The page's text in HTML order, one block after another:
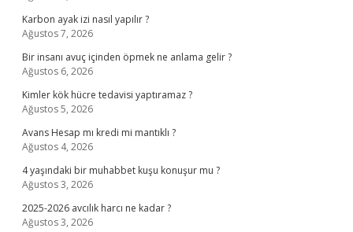
Karbon ayak izi nasıl yapılır ?
Ağustos 7, 2026
Bir insanı avuç içinden öpmek ne anlama gelir ?
Ağustos 6, 2026
Kimler kök hücre tedavisi yaptıramaz ?
Ağustos 5, 2026
Avans Hesap mı kredi mi mantıklı ?
Ağustos 4, 2026
4 yaşındaki bir muhabbet kuşu konuşur mu ?
Ağustos 3, 2026
2025-2026 avcılık harcı ne kadar ?
Ağustos 3, 2026